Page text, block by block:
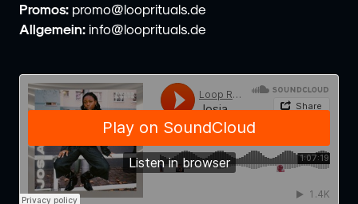
Promos: promo@looprituals.de
Allgemein: info@looprituals.de